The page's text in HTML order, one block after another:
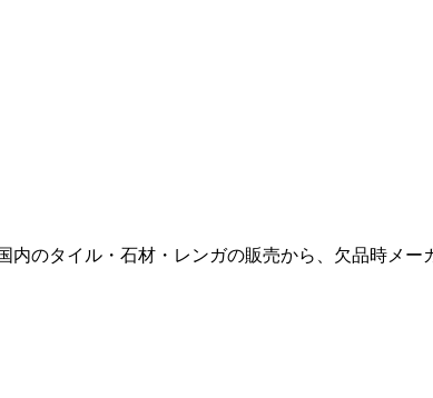
のタイル・石材・レンガの販売から、欠品時メー